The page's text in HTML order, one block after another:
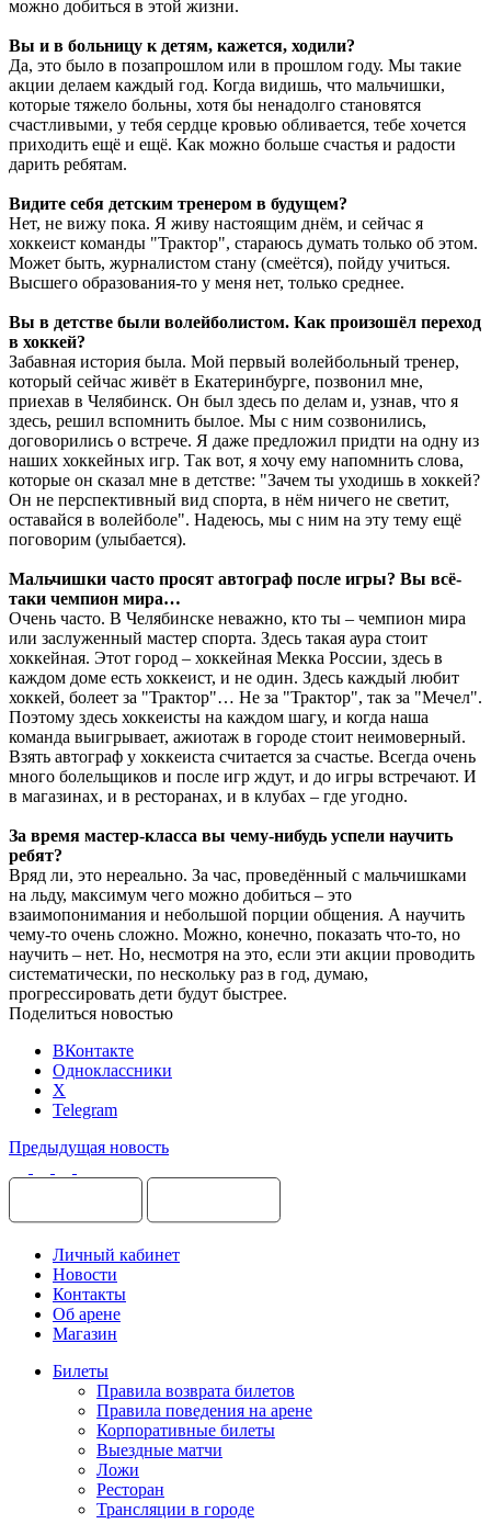
можно добиться в этой жизни.
Вы и в больницу к детям, кажется, ходили?
Да, это было в позапрошлом или в прошлом году. Мы такие
акции делаем каждый год. Когда видишь, что мальчишки,
которые тяжело больны, хотя бы ненадолго становятся
счастливыми, у тебя сердце кровью обливается, тебе хочется
приходить ещё и ещё. Как можно больше счастья и радости
дарить ребятам.
Видите себя детским тренером в будущем?
Нет, не вижу пока. Я живу настоящим днём, и сейчас я
хоккеист команды "Трактор", стараюсь думать только об этом.
Может быть, журналистом стану (смеётся), пойду учиться.
Высшего образования-то у меня нет, только среднее.
Вы в детстве были волейболистом. Как произошёл переход
в хоккей?
Забавная история была. Мой первый волейбольный тренер,
который сейчас живёт в Екатеринбурге, позвонил мне,
приехав в Челябинск. Он был здесь по делам и, узнав, что я
здесь, решил вспомнить былое. Мы с ним созвонились,
договорились о встрече. Я даже предложил придти на одну из
наших хоккейных игр. Так вот, я хочу ему напомнить слова,
которые он сказал мне в детстве: "Зачем ты уходишь в хоккей?
Он не перспективный вид спорта, в нём ничего не светит,
оставайся в волейболе". Надеюсь, мы с ним на эту тему ещё
поговорим (улыбается).
Мальчишки часто просят автограф после игры? Вы всё-
таки чемпион мира…
Очень часто. В Челябинске неважно, кто ты – чемпион мира
или заслуженный мастер спорта. Здесь такая аура стоит
хоккейная. Этот город – хоккейная Мекка России, здесь в
каждом доме есть хоккеист, и не один. Здесь каждый любит
хоккей, болеет за "Трактор"… Не за "Трактор", так за "Мечел".
Поэтому здесь хоккеисты на каждом шагу, и когда наша
команда выигрывает, ажиотаж в городе стоит неимоверный.
Взять автограф у хоккеиста считается за счастье. Всегда очень
много болельщиков и после игр ждут, и до игры встречают. И
в магазинах, и в ресторанах, и в клубах – где угодно.
За время мастер-класса вы чему-нибудь успели научить
ребят?
Вряд ли, это нереально. За час, проведённый с мальчишками
на льду, максимум чего можно добиться – это
взаимопонимания и небольшой порции общения. А научить
чему-то очень сложно. Можно, конечно, показать что-то, но
научить – нет. Но, несмотря на это, если эти акции проводить
систематически, по нескольку раз в год, думаю,
прогрессировать дети будут быстрее.
Поделиться новостью
ВКонтакте
Одноклассники
X
Telegram
Предыдущая новость
Личный кабинет
Новости
Контакты
Об арене
Магазин
Билеты
Правила возврата билетов
Правила поведения на арене
Корпоративные билеты
Выездные матчи
Ложи
Ресторан
Трансляции в городе